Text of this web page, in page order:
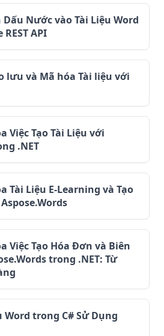
Nước vào Tài Liệu Word
REST API
lưu và Mã hóa Tài liệu với
Việc Tạo Tài Liệu với
.NET
Tài Liệu E-Learning và Tạo
Việc Tạo Hóa Đơn và Biên
trong .NET: Từ
Word trong C# Sử Dụng